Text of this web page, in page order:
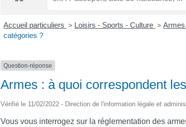
Accueil particuliers > Loisirs - Sports - Culture > Armes
catégories ?
Question-réponse
Armes : à quoi correspondent
Vérifié le 11/02/2022 - Direction de l'information légale et
Vous vous interrogez sur la réglementation des